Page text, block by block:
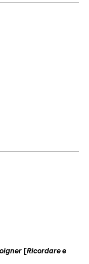
[Ricordare e